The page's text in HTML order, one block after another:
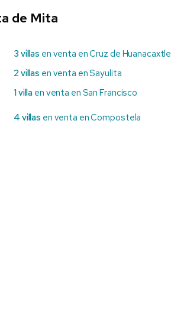
de Mita
3 villas en venta en Cruz de Huanacaxtle
2 villas en venta en Sayulita
1 villa en venta en San Francisco
4 villas en venta en Compostela